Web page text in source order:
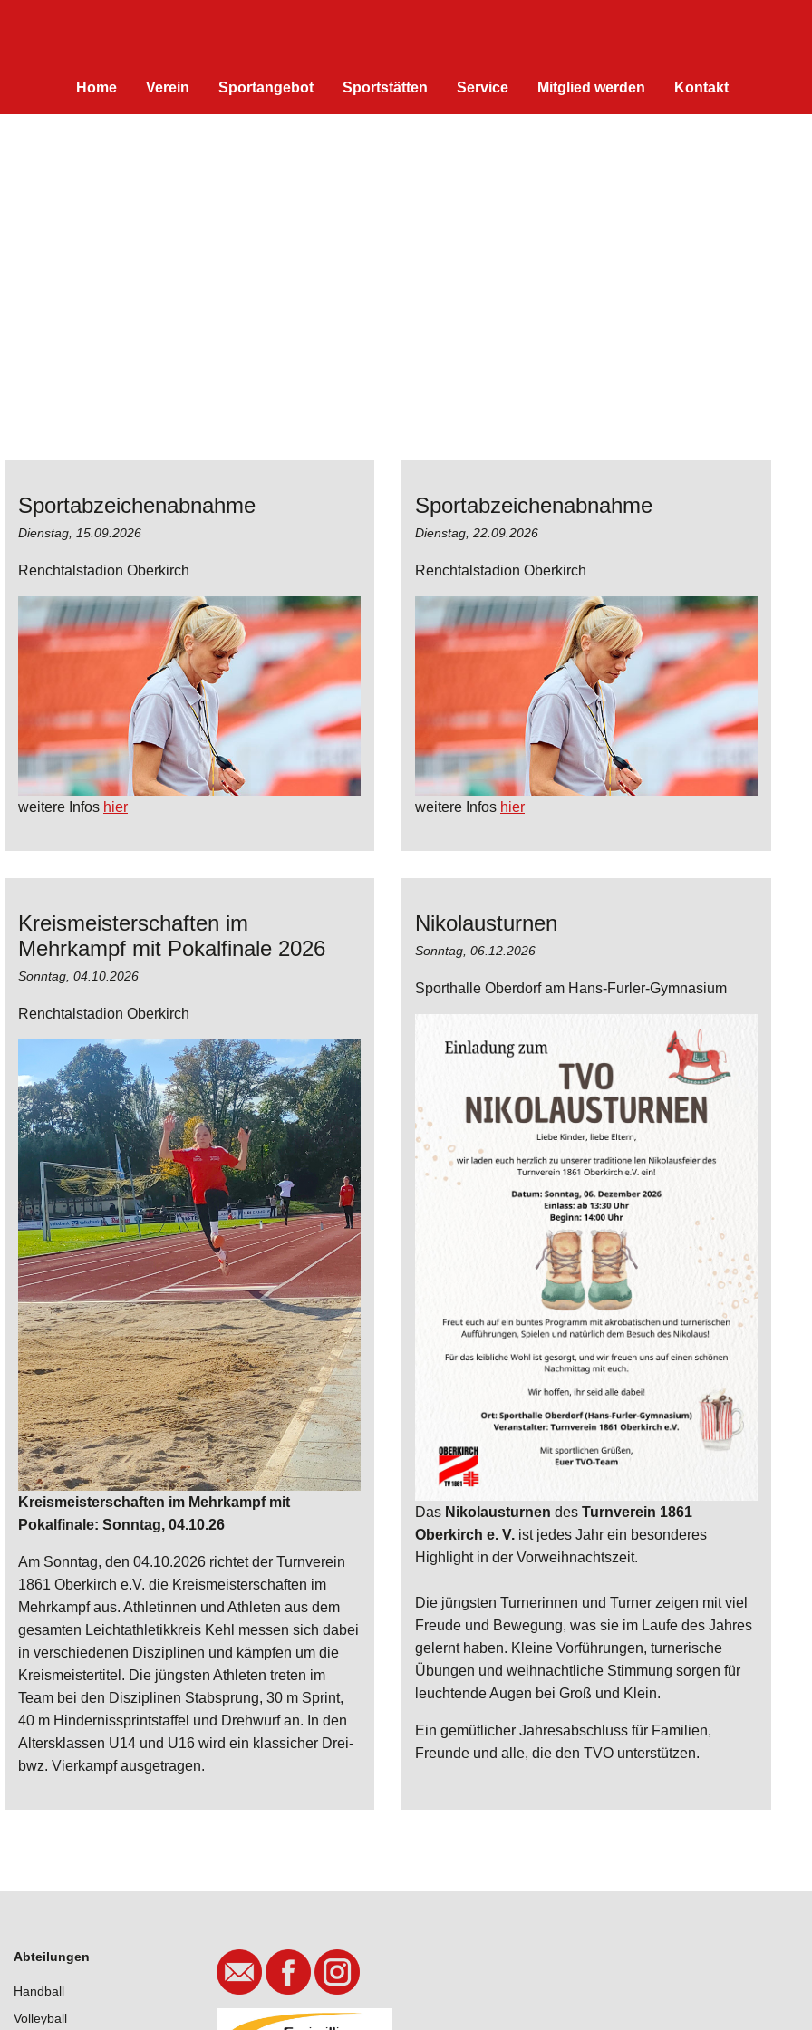
Home Verein Sportangebot Sportstätten Service Mitglied werden Kontakt
Sportabzeichenabnahme
Dienstag, 15.09.2026
Renchtalstadion Oberkirch
weitere Infos hier
Sportabzeichenabnahme
Dienstag, 22.09.2026
Renchtalstadion Oberkirch
weitere Infos hier
Kreismeisterschaften im
Mehrkampf mit Pokalfinale 2026
Sonntag, 04.10.2026
Renchtalstadion Oberkirch
Kreismeisterschaften im Mehrkampf mit
Pokalfinale: Sonntag, 04.10.26
Am Sonntag, den 04.10.2026 richtet der Turnverein
1861 Oberkirch e.V. die Kreismeisterschaften im
Mehrkampf aus. Athletinnen und Athleten aus dem
gesamten Leichtathletikkreis Kehl messen sich dabei
in verschiedenen Disziplinen und kämpfen um die
Kreismeistertitel. Die jüngsten Athleten treten im
Team bei den Disziplinen Stabsprung, 30 m Sprint,
40 m Hindernissprintstaffel und Drehwurf an. In den
Altersklassen U14 und U16 wird ein klassicher Drei-
bwz. Vierkampf ausgetragen.
Nikolausturnen
Sonntag, 06.12.2026
Sporthalle Oberdorf am Hans-Furler-Gymnasium
Das Nikolausturnen des Turnverein 1861
Oberkirch e. V. ist jedes Jahr ein besonderes
Highlight in der Vorweihnachtszeit.
Die jüngsten Turnerinnen und Turner zeigen mit viel
Freude und Bewegung, was sie im Laufe des Jahres
gelernt haben. Kleine Vorführungen, turnerische
Übungen und weihnachtliche Stimmung sorgen für
leuchtende Augen bei Groß und Klein.
Ein gemütlicher Jahresabschluss für Familien,
Freunde und alle, die den TVO unterstützen.
Abteilungen
Handball
Volleyball